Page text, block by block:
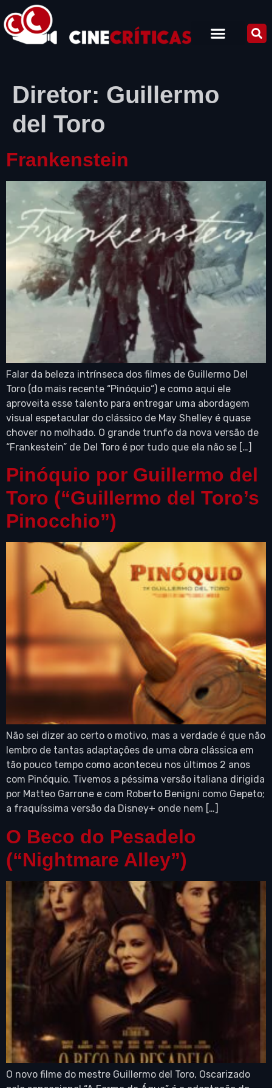
Diretor: Guillermo
del Toro
Frankenstein
Falar da beleza intrínseca dos filmes de Guillermo Del
Toro (do mais recente “Pinóquio“) e como aqui ele
aproveita esse talento para entregar uma abordagem
visual espetacular do clássico de May Shelley é quase
chover no molhado. O grande trunfo da nova versão de
“Frankestein” de Del Toro é por tudo que ela não se […]
Pinóquio por Guillermo del
Toro (“Guillermo del Toro’s
Pinocchio”)
Não sei dizer ao certo o motivo, mas a verdade é que não
lembro de tantas adaptações de uma obra clássica em
tão pouco tempo como aconteceu nos últimos 2 anos
com Pinóquio. Tivemos a péssima versão italiana dirigida
por Matteo Garrone e com Roberto Benigni como Gepeto;
a fraquíssima versão da Disney+ onde nem […]
O Beco do Pesadelo
(“Nightmare Alley”)
O novo filme do mestre Guillermo del Toro, Oscarizado